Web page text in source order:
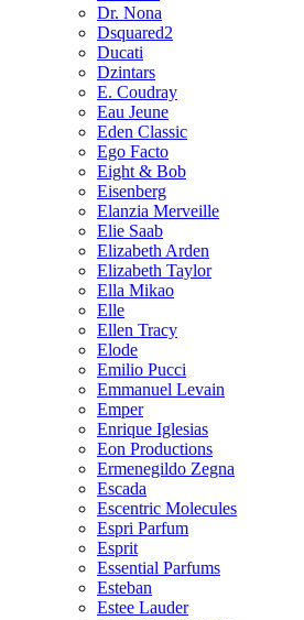
Dr. Nona
Dsquared2
Ducati
Dzintars
E. Coudray
Eau Jeune
Eden Classic
Ego Facto
Eight & Bob
Eisenberg
Elanzia Merveille
Elie Saab
Elizabeth Arden
Elizabeth Taylor
Ella Mikao
Elle
Ellen Tracy
Elode
Emilio Pucci
Emmanuel Levain
Emper
Enrique Iglesias
Eon Productions
Ermenegildo Zegna
Escada
Escentric Molecules
Espri Parfum
Esprit
Essential Parfums
Esteban
Estee Lauder